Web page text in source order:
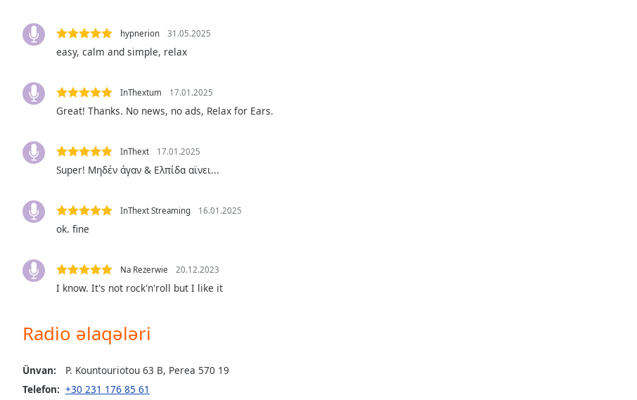
window.
Color
Color
Caption
Color
Opacity
hypnerion 31.05.2025
easy, calm and simple, relax
InThextum 17.01.2025
Great! Thanks. No news, no ads, Relax for Ears.
InThext 17.01.2025
Super! Μηδέν άγαν & Ελπίδα αϊνει...
InThext Streaming 16.01.2025
ok. fine
Na Rezerwie 20.12.2023
I know. It's not rock'n'roll but I like it
Radio əlaqələri
Ünvan:
P. Kountouriotou 63 B, Perea 570 19
Telefon: +30 231 176 85 61